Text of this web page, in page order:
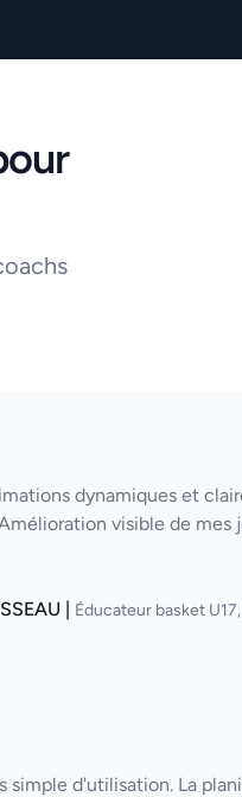
dynamiques et
visible de mes
| Éducateur basket
simple d'utilisation. La